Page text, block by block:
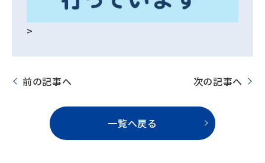
>
前の記事へ 次の記事へ
一覧へ戻る